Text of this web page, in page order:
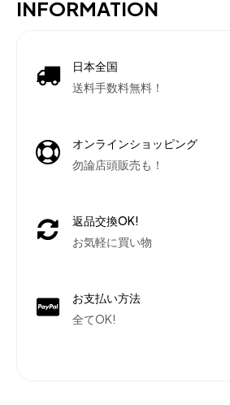
INFORMATION
日本全国
送料手数料無料！
オンラインショッピング
勿論店頭販売も！
返品交換OK!
お気軽に買い物
お支払い方法
全てOK!